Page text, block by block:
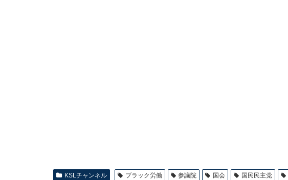
KSLチャンネル ブラック労働 参議院 国会 国民民主党